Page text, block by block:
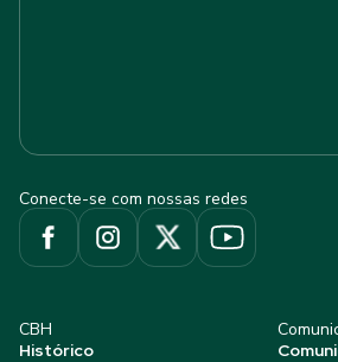
Conecte-se com nossas redes
CBH
Histórico